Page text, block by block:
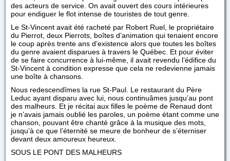
des acteurs de service. On avait ouvert des cours intérieures
pour endiguer le flot intense de touristes de tout genre.
Le St-Vincent avait été racheté par Robert Ruel, le propriétaire
du Pierrot, deux Pierrots, boîtes d’animation qui tenaient encore
le coup après trente ans d’existence alors que toutes les boîtes
du genre avaient disparues à travers le Québec. Et pour éviter
de se faire concurrence à lui-même, il avait revendu l’édifice du
St-Vincent à condition expresse que cela ne redevienne jamais
une boîte à chansons.
Nous redescendîmes la rue St-Paul. Le restaurant du Père
Leduc ayant disparu avec lui, nous continuâmes jusqu’au pont
des malheurs. Et je récitai aux filles le poème de Renaud dont
je n’avais jamais oublié les paroles, un poème étant comme une
chanson, pouvant être chanté grâce à la musique des mots,
jusqu’à ce que l’éternité se meure de bonheur de s’éterniser
devant deux amoureux heureux.
SOUS LE PONT DES MALHEURS